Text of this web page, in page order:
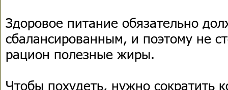
Здоровое питание обязательно
сбалансированным, и поэтому не
рацион полезные жиры.
Чтобы похудеть, нужно сократить